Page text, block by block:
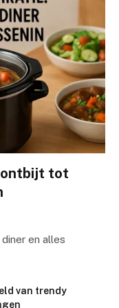
ontbijt tot
en alles
van trendy